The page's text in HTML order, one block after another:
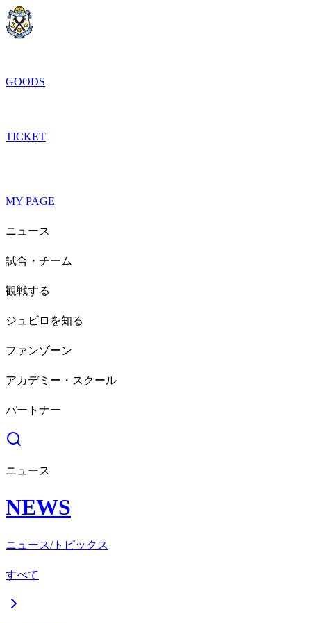
GOODS
TICKET
MY PAGE
ニュース
試合・チーム
観戦する
ジュビロを知る
ファンゾーン
アカデミー・スクール
パートナー
ニュース
NEWS
ニュース/トピックス
すべて